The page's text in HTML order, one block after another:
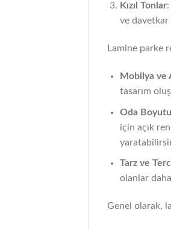
Kızıl Tonlar:
ve
Lamine parke
Mobilya ve
tasarım
Oda
için açık
Tarz ve
olanlar
Genel olarak,